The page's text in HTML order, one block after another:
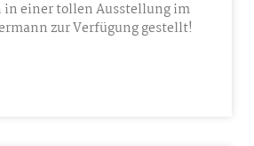
einer tollen Ausstellung im
zur Verfügung gestellt!